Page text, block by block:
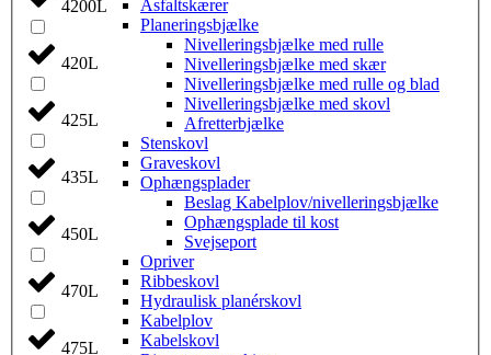
4200L
420L
425L
435L
450L
470L
475L
Asfaltskærer
Planeringsbjælke
Nivelleringsbjælke med rulle
Nivelleringsbjælke med skær
Nivelleringsbjælke med rulle og blad
Nivelleringsbjælke med skovl
Afretterbjælke
Stenskovl
Graveskovl
Ophængsplader
Beslag Kabelplov/nivelleringsbjælke
Ophængsplade til kost
Svejseport
Opriver
Ribbeskovl
Hydraulisk planérskovl
Kabelplov
Kabelskovl